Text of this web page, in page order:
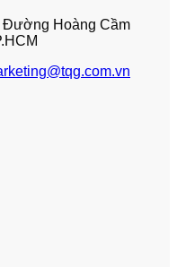
Hoàng Cầm